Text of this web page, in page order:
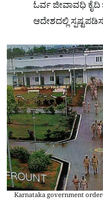
ಓರ್ವ ಜೀವಾವಧಿ
ಆದೇಶದಲ್ಲಿ
Karnataka government